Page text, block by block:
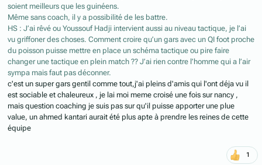
soient meilleurs que les guinéens.
Même sans coach, il y a possibilité de les battre.
HS : J’ai rêvé ou Youssouf Hadji intervient aussi au niveau tactique, je l’ai
vu griffoner des choses. Comment croire qu’un gars avec un QI foot proche
du poisson puisse mettre en place un schéma tactique ou pire faire
changer une tactique en plein match ?? J’ai rien contre l’homme qui a l’air
sympa mais faut pas déconner.
c'est un super gars gentil comme tout,j'ai pleins d'amis qui l'ont déja vu il
est sociable et chaleureux , je lai moi meme croisé une fois sur nancy ,
mais question coaching je suis pas sur qu'il puisse apporter une plue
value, un ahmed kantari aurait été plus apte à prendre les reines de cette
équipe
1